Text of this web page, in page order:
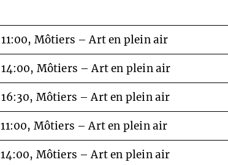
Môtiers – Art en plein air
14:00, Môtiers – Art en plein air
Môtiers – Art en plein air
Môtiers – Art en plein air
Môtiers – Art en plein air